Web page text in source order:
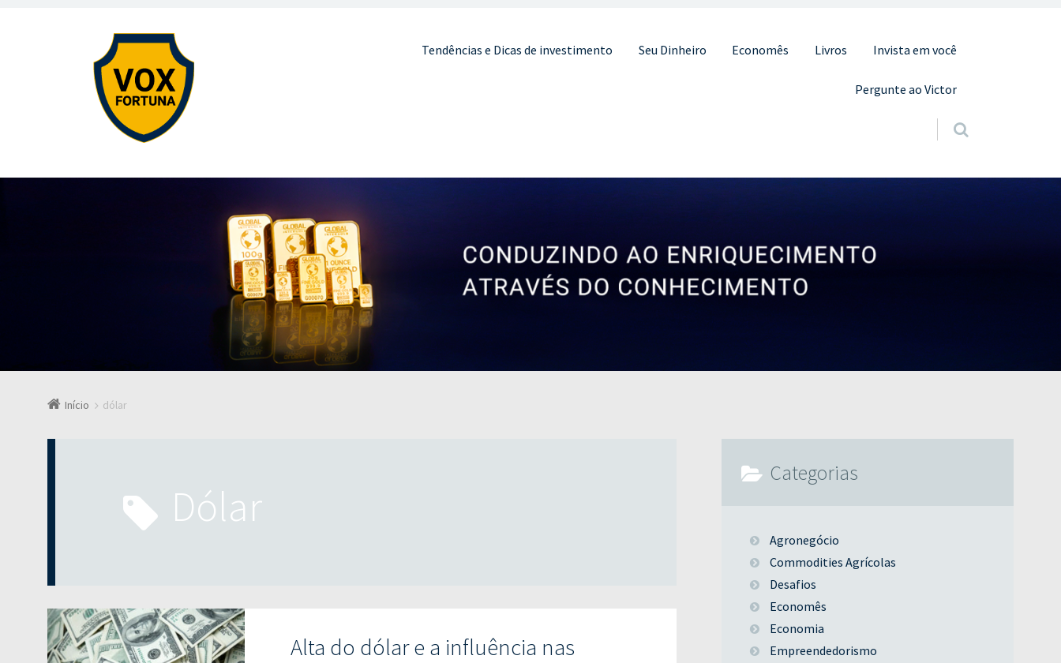
Pular para o conteúdo
Tendências e Dicas de investimento Seu Dinheiro Economês Livros Invista em você
Pergunte ao Victor
Início dólar
dólar
Alta do dólar e a influência nas
Categorias
Agronegócio
Commodities Agrícolas
Desafios
Economês
Economia
Empreendedorismo